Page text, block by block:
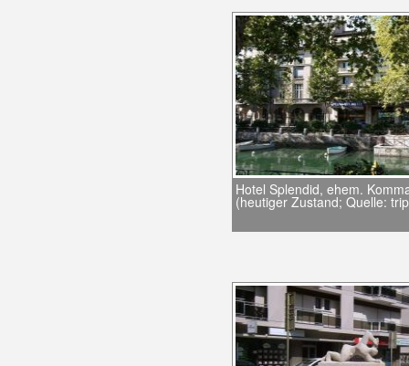
Hotel Splendid, ehem.
(heutiger Zustand; Quelle: